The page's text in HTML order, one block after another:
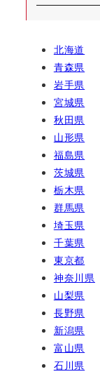
北海道
青森県
岩手県
宮城県
秋田県
山形県
福島県
茨城県
栃木県
群馬県
埼玉県
千葉県
東京都
神奈川県
山梨県
長野県
新潟県
富山県
石川県